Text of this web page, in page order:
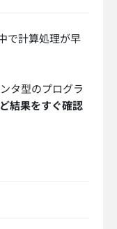
で計算処理が早
タ型のプログラ
結果をすぐ確認